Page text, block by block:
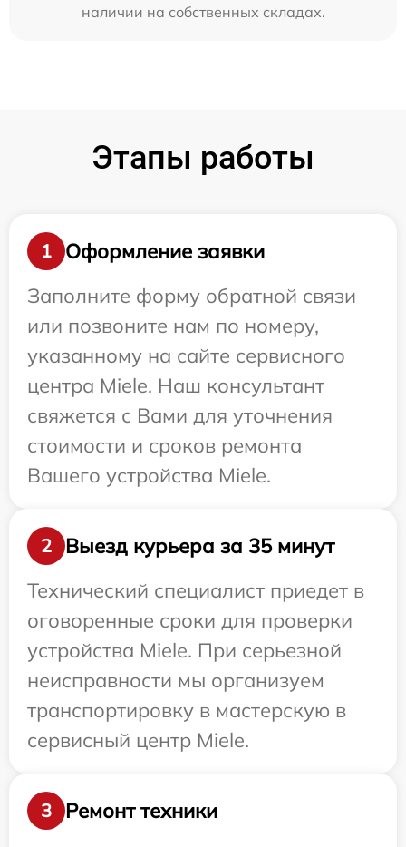
наличии на собственных складах.
Этапы работы
1
Оформление заявки
Заполните форму обратной связи
или позвоните нам по номеру,
указанному на сайте сервисного
центра Miele. Наш консультант
свяжется с Вами для уточнения
стоимости и сроков ремонта
Вашего устройства Miele.
2
Выезд курьера за 35 минут
Технический специалист приедет в
оговоренные сроки для проверки
устройства Miele. При серьезной
неисправности мы организуем
транспортировку в мастерскую в
сервисный центр Miele.
3
Ремонт техники